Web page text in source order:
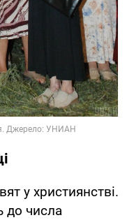
у християнстві.
до числа